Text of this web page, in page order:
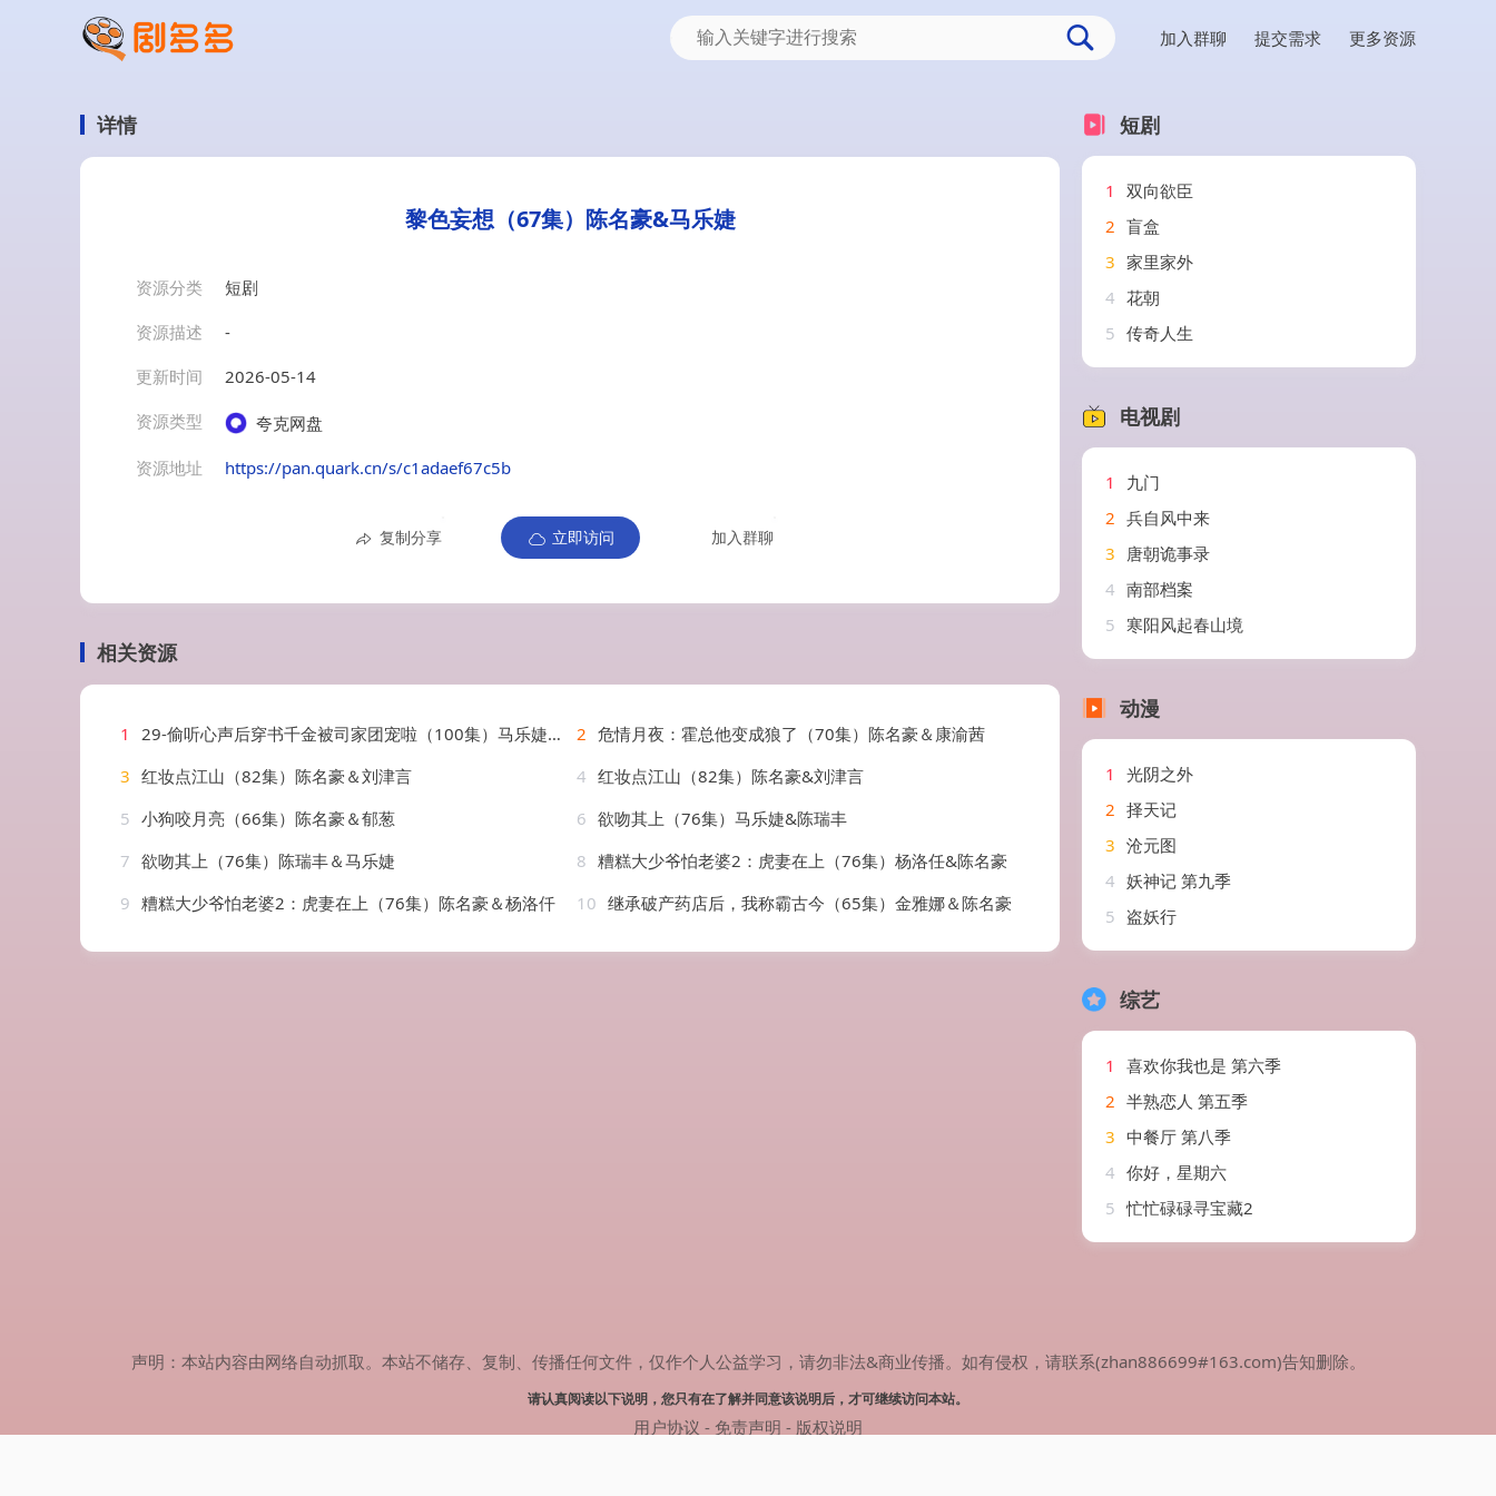
加入群聊 提交需求 更多资源
详情
黎色妄想（67集）陈名豪&马乐婕
资源分类
短剧
资源描述
-
更新时间
2026-05-14
资源类型
夸克网盘
资源地址
https://pan.quark.cn/s/c1adaef67c5b
复制分享 立即访问 加入群聊
相关资源
1 29-偷听心声后穿书千金被司家团宠啦（100集）马乐婕 陈刚 2 危情月夜：霍总他变成狼了（70集）陈名豪＆康渝茜
3 红妆点江山（82集）陈名豪＆刘津言 4 红妆点江山（82集）陈名豪&刘津言
5 小狗咬月亮（66集）陈名豪＆郁葱 6 欲吻其上（76集）马乐婕&陈瑞丰
7 欲吻其上（76集）陈瑞丰＆马乐婕 8 糟糕大少爷怕老婆2：虎妻在上（76集）杨洛任&陈名豪
9 糟糕大少爷怕老婆2：虎妻在上（76集）陈名豪＆杨洛仟 10 继承破产药店后，我称霸古今（65集）金雅娜＆陈名豪
短剧
1
双向欲臣
2 盲盒
3 家里家外
4 花朝
5 传奇人生
电视剧
1
九门
2 兵自风中来
3 唐朝诡事录
4 南部档案
5 寒阳风起春山境
动漫
1
光阴之外
2 择天记
3 沧元图
4 妖神记 第九季
5 盗妖行
综艺
1
喜欢你我也是 第六季
2 半熟恋人 第五季
3 中餐厅 第八季
4 你好，星期六
5 忙忙碌碌寻宝藏2
声明：本站内容由网络自动抓取。本站不储存、复制、传播任何文件，仅作个人公益学习，请勿非法&商业传播。如有侵权，请联系(zhan886699#163.com)告知删除。
请认真阅读以下说明，您只有在了解并同意该说明后，才可继续访问本站。
用户协议 - 免责声明 - 版权说明